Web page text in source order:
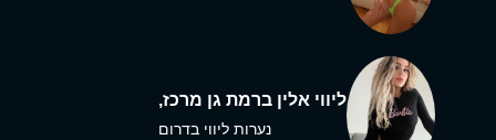
ליווי אלין ברמת גן מרכז,
נערות ליווי בדרום